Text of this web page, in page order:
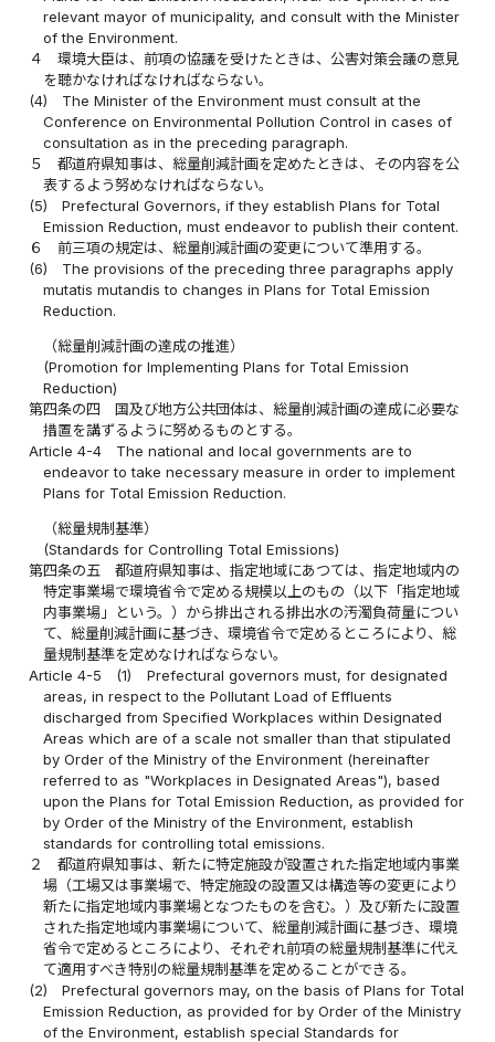
relevant mayor of municipality, and consult with the Minister
of the Environment.
４
環境大臣は、前項の協議を受けたときは、公害対策会議の意見
を聴かなければなければならない。
(4)
The Minister of the Environment must consult at the
Conference on Environmental Pollution Control in cases of
consultation as in the preceding paragraph.
５
都道府県知事は、総量削減計画を定めたときは、その内容を公
表するよう努めなければならない。
(5)
Prefectural Governors, if they establish Plans for Total
Emission Reduction, must endeavor to publish their content.
６
前三項の規定は、総量削減計画の変更について準用する。
(6)
The provisions of the preceding three paragraphs apply
mutatis mutandis to changes in Plans for Total Emission
Reduction.
（総量削減計画の達成の推進）
(Promotion for Implementing Plans for Total Emission
Reduction)
第四条の四
国及び地方公共団体は、総量削減計画の達成に必要な
措置を講ずるように努めるものとする。
Article 4-4
The national and local governments are to
endeavor to take necessary measure in order to implement
Plans for Total Emission Reduction.
（総量規制基準）
(Standards for Controlling Total Emissions)
第四条の五
都道府県知事は、指定地域にあつては、指定地域内の
特定事業場で環境省令で定める規模以上のもの（以下「指定地域
内事業場」という。）から排出される排出水の汚濁負荷量につい
て、総量削減計画に基づき、環境省令で定めるところにより、総
量規制基準を定めなければならない。
Article 4-5
(1)
Prefectural governors must, for designated
areas, in respect to the Pollutant Load of Effluents
discharged from Specified Workplaces within Designated
Areas which are of a scale not smaller than that stipulated
by Order of the Ministry of the Environment (hereinafter
referred to as "Workplaces in Designated Areas"), based
upon the Plans for Total Emission Reduction, as provided for
by Order of the Ministry of the Environment, establish
standards for controlling total emissions.
２
都道府県知事は、新たに特定施設が設置された指定地域内事業
場（工場又は事業場で、特定施設の設置又は構造等の変更により
新たに指定地域内事業場となつたものを含む。）及び新たに設置
された指定地域内事業場について、総量削減計画に基づき、環境
省令で定めるところにより、それぞれ前項の総量規制基準に代え
て適用すべき特別の総量規制基準を定めることができる。
(2)
Prefectural governors may, on the basis of Plans for Total
Emission Reduction, as provided for by Order of the Ministry
of the Environment, establish special Standards for